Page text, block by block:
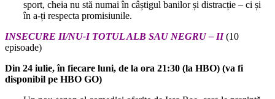
sport, cheia nu stă numai în câștigul banilor și distracție – ci și
în a-ți respecta promisiunile.
INSECURE II/NU-I TOTUL ALB SAU NEGRU – II (10
episoade)
Din 24 iulie, în fiecare luni, de la ora 21:30 (la HBO) (va fi
disponibil pe HBO GO)